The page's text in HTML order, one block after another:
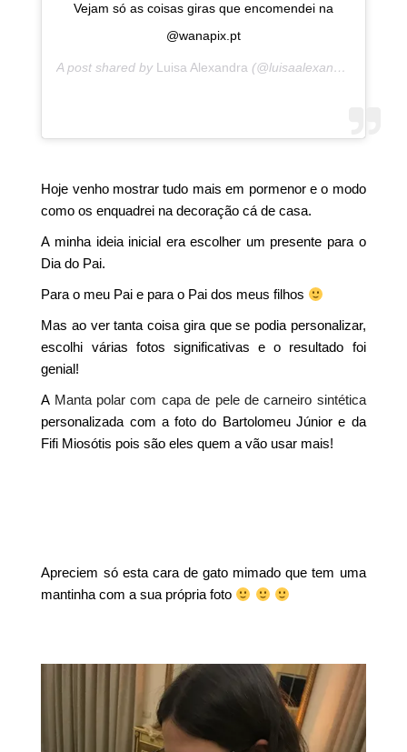
Vejam só as coisas giras que encomendei na
@wanapix.pt
A post shared by Luisa Alexandra (@luisaalexandra) on
Hoje venho mostrar tudo mais em pormenor e o modo
como os enquadrei na decoração cá de casa.
A minha ideia inicial era escolher um presente para o
Dia do Pai.
Para o meu Pai e para o Pai dos meus filhos
Mas ao ver tanta coisa gira que se podia personalizar,
escolhi várias fotos significativas e o resultado foi
genial!
A Manta polar com capa de pele de carneiro sintética
personalizada com a foto do Bartolomeu Júnior e da
Fifi Miosótis pois são eles quem a vão usar mais!
Apreciem só esta cara de gato mimado que tem uma
mantinha com a sua própria foto